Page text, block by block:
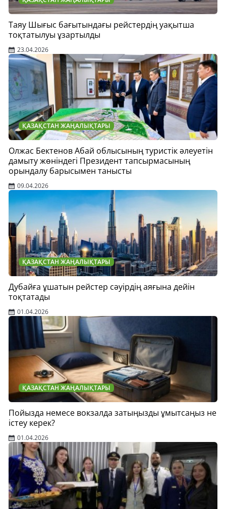
Таяу Шығыс бағытындағы рейстердің уақытша
тоқтатылуы ұзартылды
23.04.2026
ҚАЗАҚСТАН ЖАҢАЛЫҚТАРЫ
Олжас Бектенов Абай облысының туристік әлеуетін
дамыту жөніндегі Президент тапсырмасының
орындалу барысымен танысты
09.04.2026
ҚАЗАҚСТАН ЖАҢАЛЫҚТАРЫ
Дубайға ұшатын рейстер сәуірдің аяғына дейін
тоқтатады
01.04.2026
ҚАЗАҚСТАН ЖАҢАЛЫҚТАРЫ
Пойызда немесе вокзалда затыңызды ұмытсаңыз не
істеу керек?
01.04.2026